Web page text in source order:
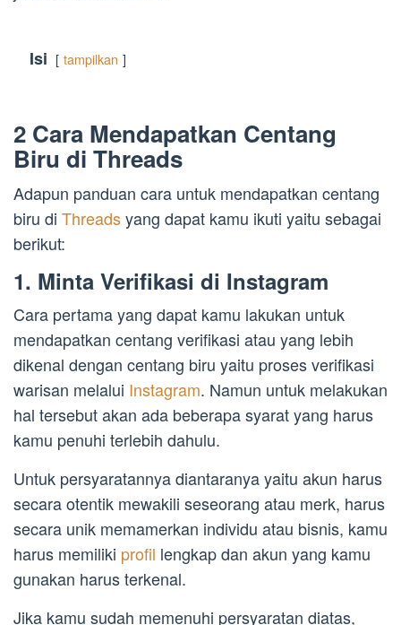
Isi tampilkan
2 Cara Mendapatkan Centang
Biru di Threads
Adapun panduan cara untuk mendapatkan centang
biru di Threadsyang dapat kamu ikuti yaitu sebagai
berikut:
1. Minta Verifikasi di Instagram
Cara pertama yang dapat kamu lakukan untuk
mendapatkan centang verifikasi atau yang lebih
dikenal dengan centang biru yaitu proses verifikasi
warisan melalui Instagram. Namun untuk melakukan
hal tersebut akan ada beberapa syarat yang harus
kamu penuhi terlebih dahulu.
Untuk persyaratannya diantaranya yaitu akun harus
secara otentik mewakili seseorang atau merk, harus
secara unik memamerkan individu atau bisnis, kamu
harus memiliki profil lengkap dan akun yang kamu
gunakan harus terkenal.
Jika kamu sudah memenuhi persyaratan diatas,